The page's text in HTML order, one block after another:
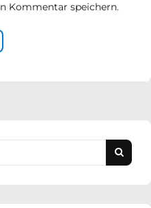
Kommentar speichern.